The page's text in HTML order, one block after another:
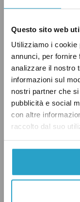
Questo sito web
Utilizziamo i cookie
annunci, per fornire
analizzare il nostro
informazioni sul
nostri partner che
pubblicità e social
con altre
raccolto dal suo
esistono già
esclusivi che
(indagini
esplorativo
eventuale
nell’Adriatico.
disciplinato, o
marine su cui